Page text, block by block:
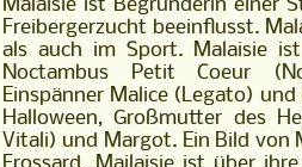
Malaisie ist Begründerin einer
Freibergerzucht beeinflusst.
als auch im Sport. Malaisie
Noctambus Petit Coeur
Einspänner Malice (Legato)
Halloween, Großmutter des
Vitali) und Margot. Ein Bild von